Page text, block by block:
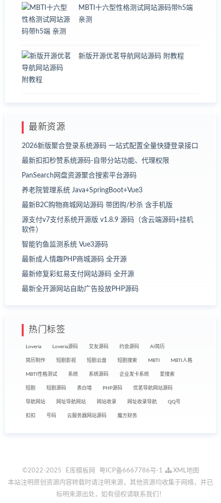
MBTI十六型性格测试网站源码带h5端
亲测
新版开源优茗导航网站源码 附教程
最新资源
2026新版聚合登录系统源码 一站式配置全量快捷登录接口
最新扣扣秒赞系统源码-自带分站功能、代理权限
PanSearch网盘资源聚合搜索平台源码
养老院管理系统 Java+SpringBoot+Vue3
最新B2C购物商城网站源码 带团购/秒杀 含手机版
源支付v7支付系统开源版 v1.8.9 源码（含云端源码+挂机
软件）
智能钓鱼监测系统 Vue3源码
最新成人情趣PHP商城源码 全开源
最新修复彩虹易支付网站源码 全开源
最新全开源网站自助广告投放PHP源码
热门标签
Loveria Loveria源码 交友源码 约会源码 AI简历
简历制作 短剧影视 短剧云盘 短剧搜索 MBTI MBTI人格
MBTI性格测试 系统 系统源码 企业发卡系统 爱搜索
短剧 短剧源码 表白墙 PHP源码 优茗导航网站源码
导航网站 网址导航网站 网站收录 网址收录导航 QQ号
扣扣 号码 云服务器网站源码 魔方财务
©2022-2025 E库模板网 粤ICP备6667786号-1
XML地图
本站注明原创资源内容转载时请注明来源，其他资源均收集于网络，并已
标明来源出处，如有侵权请联系我们！